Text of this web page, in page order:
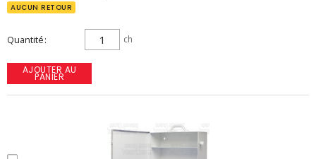
AUCUN RETOUR
Quantité ch
AJOUTER AU
PANIER